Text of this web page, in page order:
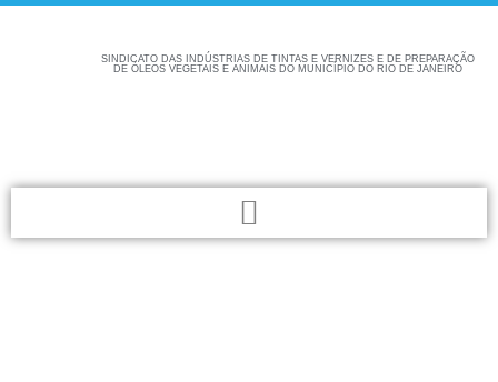
SINDICATO DAS INDÚSTRIAS DE TINTAS E VERNIZES E DE PREPARAÇÃO
DE ÓLEOS VEGETAIS E ANIMAIS DO MUNICÍPIO DO RIO DE JANEIRO